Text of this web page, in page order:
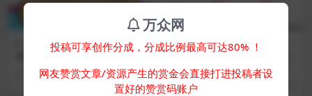
抖音项目
今日头条最新9.0玩法，轻松矩
阵日入2000+
2 年前 515 0
网创教程
玄学系列 给宝宝起名暴利项目
靠短视频平台轻松日收入2000
玩法 附带起名软件
项目介绍 别说你没有项目可做，其
实项目就在身边。这个项目只要有
新生儿的或者需要改...
2 年前
万众网
投稿可享创作分成，分成比例最高可达80% ！
网友赞赏文章/资源产生的赏金会直接打进投稿者设
置好的赞赏码账户